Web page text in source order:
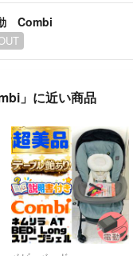
Combi
」に近い商品